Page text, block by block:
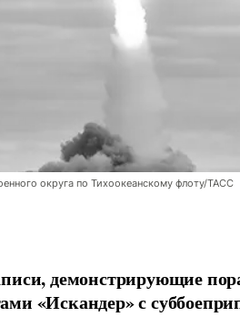
округа по Тихоокеанскому флоту/ТАСС
демонстрирующие
«Искандер» с